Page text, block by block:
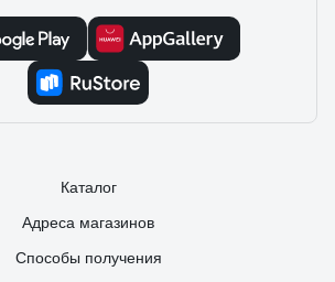
Каталог
Адреса магазинов
Способы получения